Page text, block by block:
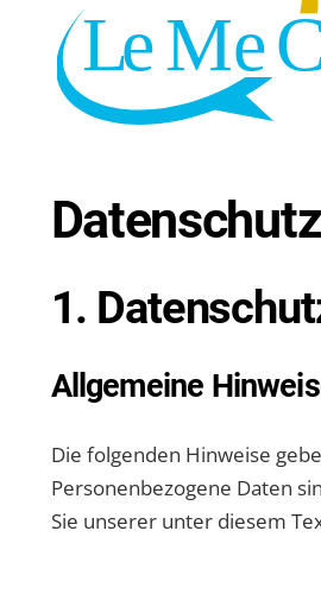
1.
Allgemeine
Die folgenden Hinweise
Personenbezogene Daten
Sie unserer unter diesem